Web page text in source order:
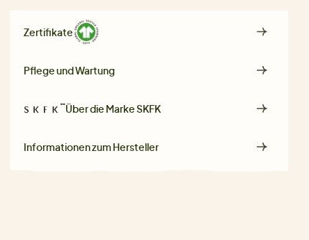
Zertifikate
Pflege und Wartung
Über die MarkeSKFK
Informationen zum Hersteller